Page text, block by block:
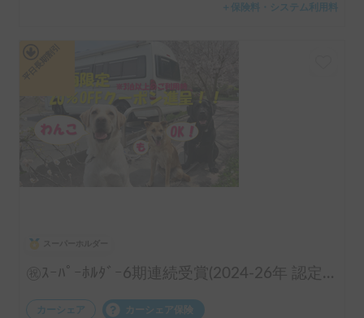
＋保険料・システム利用料
㊗️ｽｰﾊﾟｰﾎﾙﾀﾞｰ6期連続受賞(2024-26年 認定実績)👑 長期のご利用実績多数♨️🐕♨️わんちゃん🆗🙆✨FFヒーターで夜はぽかぽか☕️直前予約も可能(要相談下さい)⏰全面網戸で犬も人も快適👍ファミリーも喜んで頂けます😃〈ポータブルクーラー・大容量ポータブルバッテリー・電子レンジ・天井換気ファン・冷蔵庫・サブバッテリー2機・外部電源〉 断熱車体&アクリル二重＋網戸とシェード付の断熱窓！花火大会＆野外音楽フェスにも！ロードバイク2台楽々積んで車中泊OK❣️トランポ的な使い方も出来ます！ ハイエース サーフィン 憧れのキャンピングカーで！ 白馬 野沢温泉 蔵王 八方尾根 妙高 スキー スノボ
カーシェア カーシェア保険